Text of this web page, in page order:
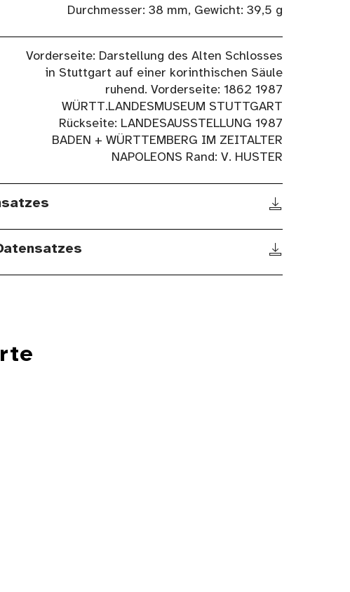
Durchmesser: 38 mm, Gewicht: 39,5 g
Vorderseite: Darstellung des Alten Schlosses
in Stuttgart auf einer korinthischen Säule
ruhend. Vorderseite: 1862 1987
WÜRTT.LANDESMUSEUM STUTTGART
Rückseite: LANDESAUSSTELLUNG 1987
BADEN + WÜRTTEMBERG IM ZEITALTER
NAPOLEONS Rand: V. HUSTER